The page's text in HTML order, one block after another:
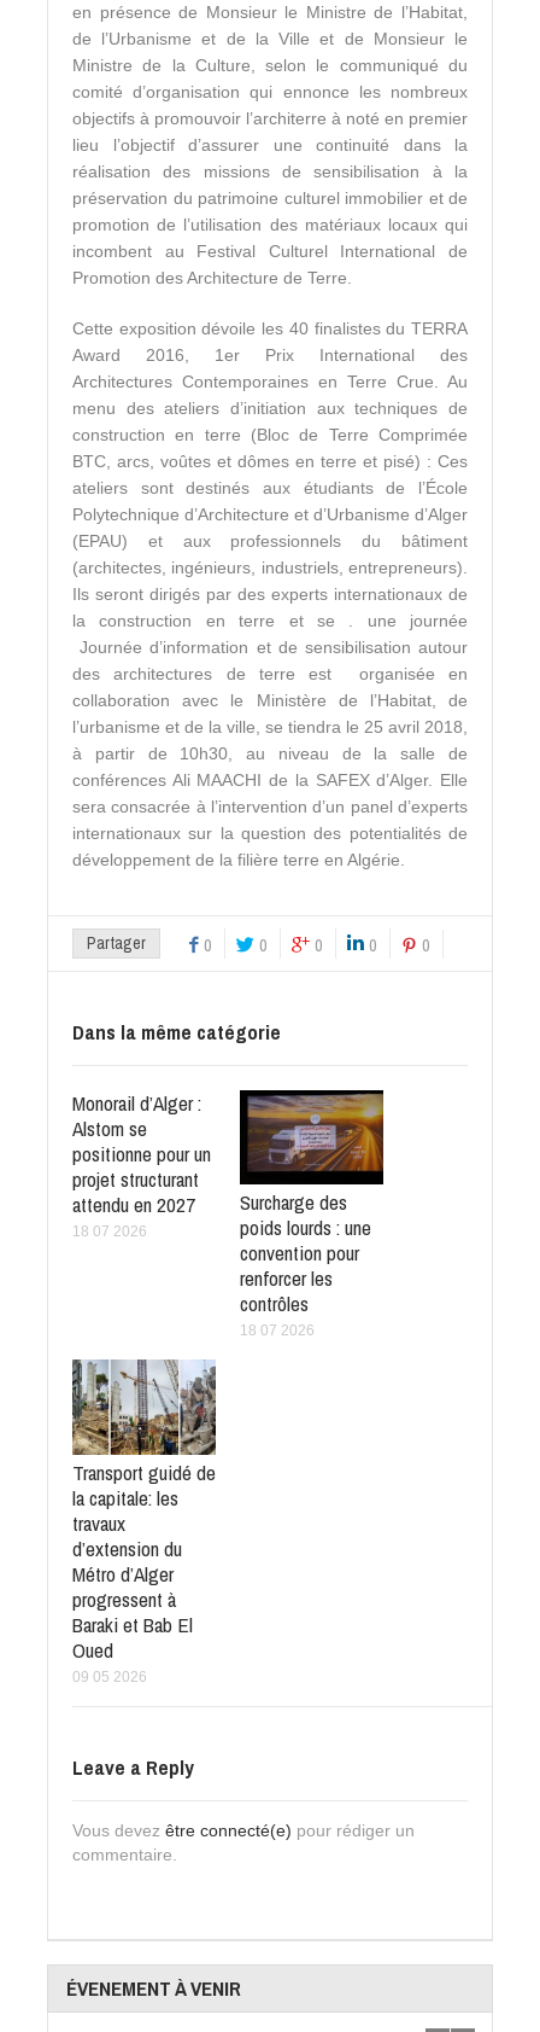
en présence de Monsieur le Ministre de l’Habitat,
de l’Urbanisme et de la Ville et de Monsieur le
Ministre de la Culture, selon le communiqué du
comité d’organisation qui ennonce les nombreux
objectifs à promouvoir l’architerre à noté en premier
lieu l’objectif d’assurer une continuité dans la
réalisation des missions de sensibilisation à la
préservation du patrimoine culturel immobilier et de
promotion de l’utilisation des matériaux locaux qui
incombent au Festival Culturel International de
Promotion des Architecture de Terre.
Cette exposition dévoile les 40 finalistes du TERRA
Award 2016, 1er Prix International des
Architectures Contemporaines en Terre Crue. Au
menu des ateliers d’initiation aux techniques de
construction en terre (Bloc de Terre Comprimée
BTC, arcs, voûtes et dômes en terre et pisé) : Ces
ateliers sont destinés aux étudiants de l’École
Polytechnique d’Architecture et d’Urbanisme d’Alger
(EPAU) et aux professionnels du bâtiment
(architectes, ingénieurs, industriels, entrepreneurs).
Ils seront dirigés par des experts internationaux de
la construction en terre et se . une journée
Journée d’information et de sensibilisation autour
des architectures de terre est organisée en
collaboration avec le Ministère de l’Habitat, de
l’urbanisme et de la ville, se tiendra le 25 avril 2018,
à partir de 10h30, au niveau de la salle de
conférences Ali MAACHI de la SAFEX d’Alger. Elle
sera consacrée à l’intervention d’un panel d’experts
internationaux sur la question des potentialités de
développement de la filière terre en Algérie.
Partager 0 0 0 0 0
Dans la même catégorie
Monorail d’Alger :
Alstom se
positionne pour un
projet structurant
attendu en 2027
18 07 2026
Surcharge des
poids lourds : une
convention pour
renforcer les
contrôles
18 07 2026
Transport guidé de
la capitale: les
travaux
d’extension du
Métro d’Alger
progressent à
Baraki et Bab El
Oued
09 05 2026
Leave a Reply
Vous devez être connecté(e) pour rédiger un
commentaire.
ÉVENEMENT À VENIR